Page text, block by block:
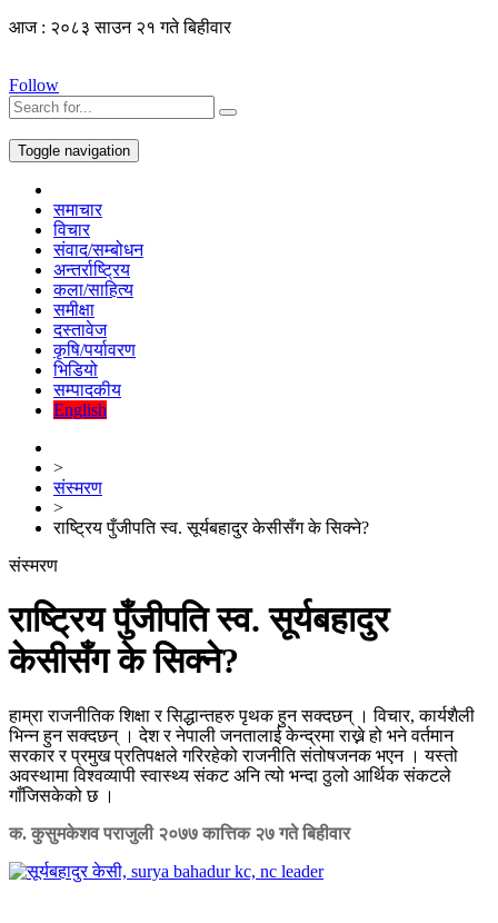
आज : २०८३ साउन २१ गते बिहीवार
Follow
Toggle navigation
समाचार
विचार
संवाद/सम्बोधन
अन्तर्राष्ट्रिय
कला/साहित्य
समीक्षा
दस्तावेज
कृषि/पर्यावरण
भिडियो
सम्पादकीय
English
>
संस्मरण
>
राष्ट्रिय पुँजीपति स्व. सूर्यबहादुर केसीसँग के सिक्ने?
संस्मरण
राष्ट्रिय पुँजीपति स्व. सूर्यबहादुर
केसीसँग के सिक्ने?
हाम्रा राजनीतिक शिक्षा र सिद्धान्तहरु पृथक हुन सक्दछन् । विचार, कार्यशैली
भिन्न हुन सक्दछन् । देश र नेपाली जनतालाई केन्द्रमा राख्ने हो भने वर्तमान
सरकार र प्रमुख प्रतिपक्षले गरिरहेको राजनीति संतोषजनक भएन । यस्तो
अवस्थामा विश्वव्यापी स्वास्थ्य संकट अनि त्यो भन्दा ठुलो आर्थिक संकटले
गाँजिसकेको छ ।
क. कुसुमकेशव पराजुली २०७७ कात्तिक २७ गते बिहीवार